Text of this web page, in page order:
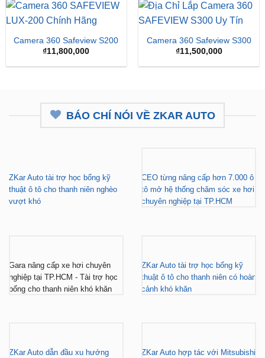
Camera 360 Safeview S200
₫11,800,000
Camera 360 Safeview S300
₫11,500,000
BÁO CHÍ NÓI VỀ ZKAR AUTO
ZKar Auto tài trợ học bổng kỹ
thuật ô tô cho thanh niên nghèo
vượt khó
CEO từng nâng cấp hơn 7.000 ô
tô mở hệ thống chăm sóc xe hơi
chuyên nghiệp tại TP.HCM
Gara nâng cấp xe hơi chuyên
nghiệp tại TP.HCM - Tài trợ học
bổng cho thanh niên khó khăn
ZKar Auto tài trợ học bổng kỹ
thuật ô tô cho thanh niên có hoàn
cảnh khó khăn
ZKar Auto dẫn đầu xu hướng
ZKar Auto hợp tác với Mitsubishi